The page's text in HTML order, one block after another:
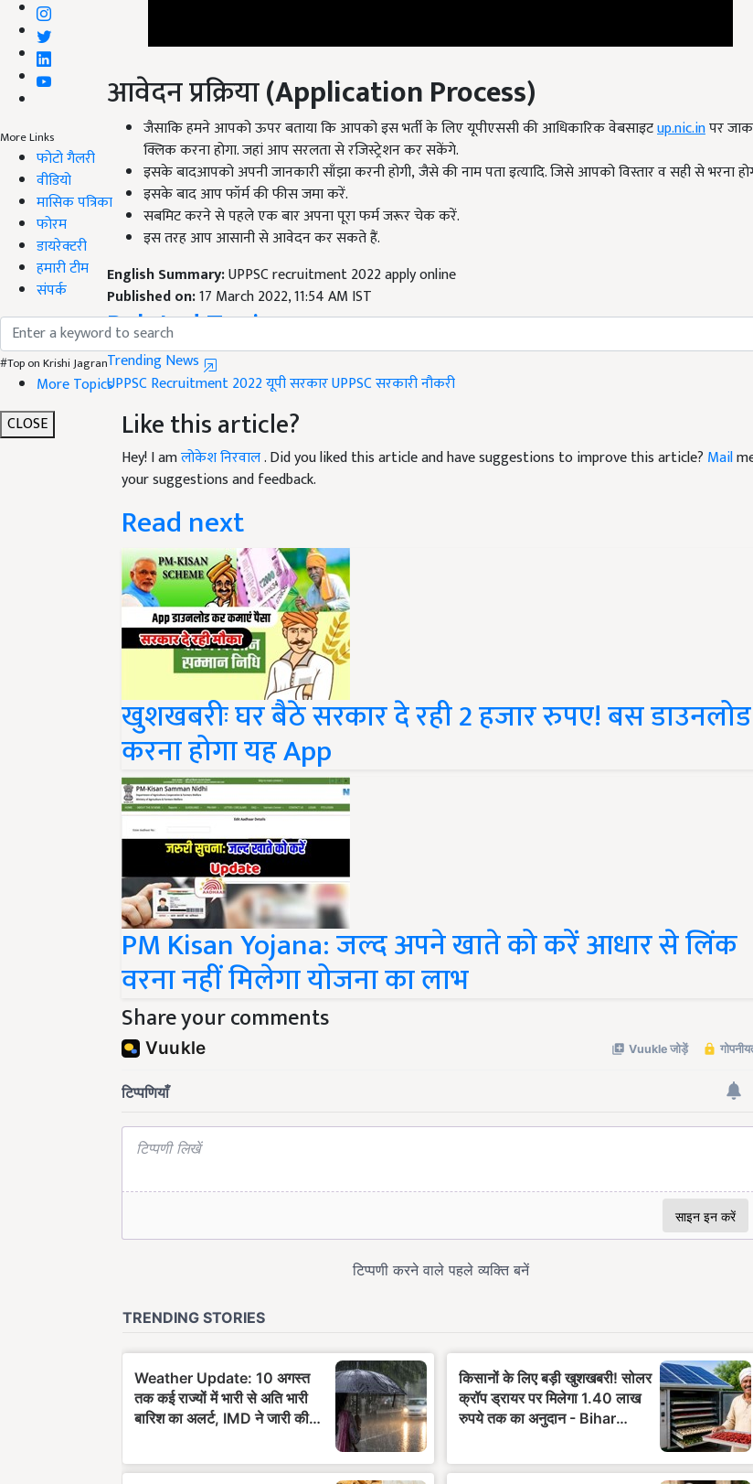
More Links
फोटो गैलरी
वीडियो
मासिक पत्रिका
फोरम
डायरेक्टरी
हमारी टीम
संपर्क
#Top on Krishi Jagran
More Topics
CLOSE
आवेदन प्रक्रिया(Application Process)
जैसाकि हमने आपको ऊपर बताया कि आपको इस भर्ती के लिए यूपीएससी की आधिकारिक वेबसाइट
क्लिक करना होगा. जहां आप सरलता से रजिस्ट्रेशन कर सकेंगे.
इसके बादआपको अपनी जानकारी साँझा करनी होगी, जैसे की नाम पता इत्यादि. जिसे आपको विस्तार व सही से भरना होगा.
इसके बाद आप फॉर्म की फीस जमा करें.
सबमिट करने से पहले एक बार अपना पूरा फर्म जरूर चेक करें.
इस तरह आप आसानी से आवेदन कर सकते हैं.
Published on:17 March 2022, 11:54 AM IST
Related Topics
Trending News
UPPSC Recruitment 2022
Like this article?
Hey! I amलोकेश निरवाल. Did you liked this article and have suggestions to improve this article?
your suggestions and feedback.
Read next
खुशखबरीः घर बैठे सरकार दे रही 2 हजार रुपए! बस डाउनलोड
करना होगा यह App
PM Kisan Yojana: जल्द अपने खाते को करें आधार से लिंक
वरना नहीं मिलेगा योजना का लाभ
Share your comments